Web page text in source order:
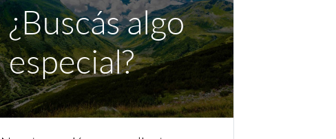
¿Buscás algo
especial?